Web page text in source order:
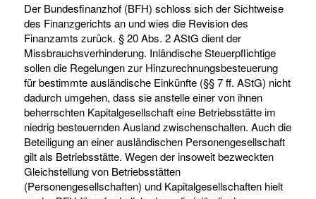
Der Bundesfinanzhof (BFH) schloss sich der Sichtweise
des Finanzgerichts an und wies die Revision des
Finanzamts zurück. § 20 Abs. 2 AStG dient der
Missbrauchsverhinderung. Inländische Steuerpflichtige
sollen die Regelungen zur Hinzurechnungsbesteuerung
für bestimmte ausländische Einkünfte (§§ 7 ff. AStG) nicht
dadurch umgehen, dass sie anstelle einer von ihnen
beherrschten Kapitalgesellschaft eine Betriebsstätte im
niedrig besteuernden Ausland zwischenschalten. Auch die
Beteiligung an einer ausländischen Personengesellschaft
gilt als Betriebsstätte. Wegen der insoweit bezweckten
Gleichstellung von Betriebsstätten
(Personengesellschaften) und Kapitalgesellschaften hielt